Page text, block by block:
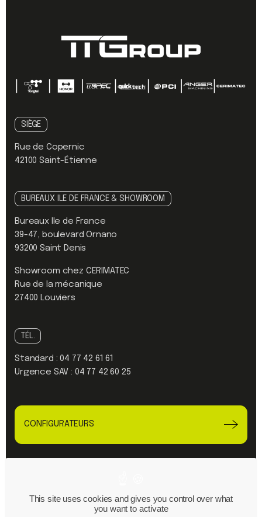
SIÈGE
Rue de Copernic
42100 Saint-Étienne
BUREAUX ILE DE FRANCE & SHOWROOM
Bureaux Ile de France
39-47, boulevard Ornano
93200 Saint Denis
Showroom chez CERIMATEC
Rue de la mécanique
27400 Louviers
TÉL.
Standard : 04 77 42 61 61
Urgence SAV : 04 77 42 60 25
CONFIGURATEURS
This site uses cookies and gives you control over what
you want to activate